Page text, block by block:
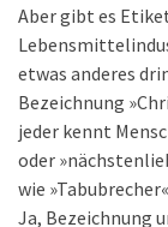
Aber gibt es
etwas anderes
Bezeichnung
jeder kennt
oder
wie
Ja, Bezeichnung